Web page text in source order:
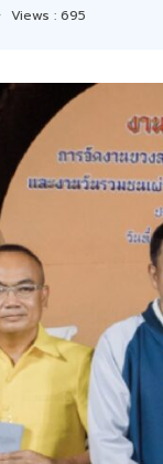
Views : 695